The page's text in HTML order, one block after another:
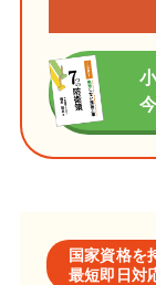
国家資格を
最短即日対